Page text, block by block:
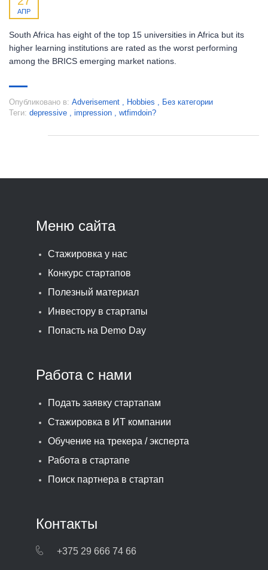
АПР
South Africa has eight of the top 15 universities in Africa but its
higher learning institutions are rated as the worst performing
among the BRICS emerging market nations.
Опубликовано в: Adverisement Hobbies
Без категории
Теги: depressive impression wtfimdoin?
Меню сайта
Стажировка у нас
Конкурс стартапов
Полезный материал
Инвестору в стартапы
Попасть на Demo Day
Работа с нами
Подать заявку стартапам
Стажировка в ИТ компании
Обучение на трекера / эксперта
Работа в стартапе
Поиск партнера в стартап
Контакты
+375 29 666 74 66